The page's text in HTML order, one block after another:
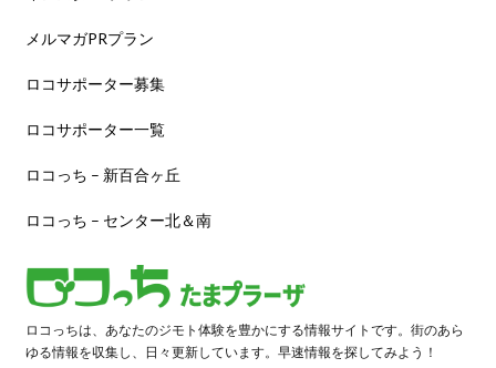
メルマガPRプラン
ロコサポーター募集
ロコサポーター一覧
ロコっち – 新百合ヶ丘
ロコっち – センター北＆南
ロコっちは、あなたのジモト体験を豊かにする情報サイトです。街のあら
ゆる情報を収集し、日々更新しています。早速情報を探してみよう！